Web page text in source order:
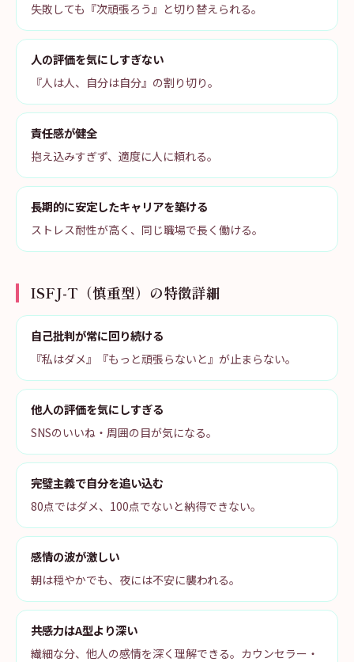
失敗しても『次頑張ろう』と切り替えられる。
人の評価を気にしすぎない
『人は人、自分は自分』の割り切り。
責任感が健全
抱え込みすぎず、適度に人に頼れる。
長期的に安定したキャリアを築ける
ストレス耐性が高く、同じ職場で長く働ける。
ISFJ-T（慎重型）の特徴詳細
自己批判が常に回り続ける
『私はダメ』『もっと頑張らないと』が止まらない。
他人の評価を気にしすぎる
SNSのいいね・周囲の目が気になる。
完璧主義で自分を追い込む
80点ではダメ、100点でないと納得できない。
感情の波が激しい
朝は穏やかでも、夜には不安に襲われる。
共感力はA型より深い
繊細な分、他人の感情を深く理解できる。カウンセラー・